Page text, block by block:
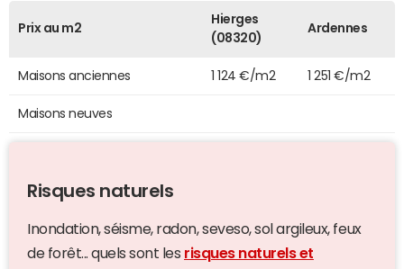
Prix au m2
Hierges
(08320)
Ardennes
Maisons anciennes 1 124 €/m2 1 251 €/m2
Maisons neuves
Risques naturels
Inondation, séisme, radon, seveso, sol argileux, feux
de forêt... quels sont les risques naturels et